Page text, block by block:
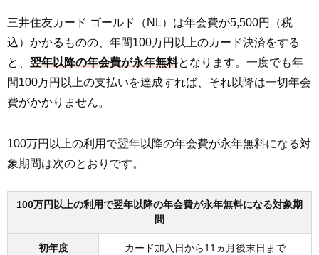
三井住友カード ゴールド（NL）は年会費が5,500円（税
込）かかるものの、年間100万円以上のカード決済をする
と、 翌年以降の年会費が永年無料となります。一度でも年
間100万円以上の支払いを達成すれば、それ以降は一切年会
費がかかりません。
100万円以上の利用で翌年以降の年会費が永年無料になる対
象期間は次のとおりです。
100万円以上の利用で翌年以降の年会費が永年無料になる対象期
間
初年度 カード加入日から11ヵ月後末日まで